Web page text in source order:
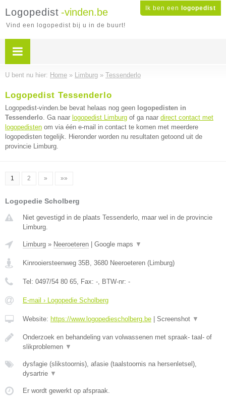
Ik ben een logopedist
Logopedist -vinden.be
Vind een logopedist bij u in de buurt!
U bent nu hier: Home » Limburg » Tessenderlo
Logopedist Tessenderlo
Logopedist-vinden.be bevat helaas nog geen logopedisten in
Tessenderlo. Ga naar logopedist Limburg of ga naar direct contact met
logopedisten om via één e-mail in contact te komen met meerdere
logopedisten tegelijk. Hieronder worden nu resultaten getoond uit de
provincie Limburg.
1 2 » »»
Logopedie Scholberg
Niet gevestigd in de plaats Tessenderlo, maar wel in de provincie
Limburg.
Limburg » Neeroeteren Google maps ▼
Kinrooiersteenweg 35B, 3680 Neeroeteren (Limburg)
Tel: 0497/54 80 65, Fax: -, BTW-nr: -
E-mail › Logopedie Scholberg
Website: https://www.logopediescholberg.be Screenshot ▼
Onderzoek en behandeling van volwassenen met spraak- taal- of
slikproblemen ▼
dysfagie (slikstoornis), afasie (taalstoornis na hersenletsel),
dysartrie ▼
Er wordt gewerkt op afspraak.